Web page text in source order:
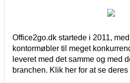
Office2go.dk startede i 2011,
kontormøbler til meget
leveret med det samme og med
branchen. Klik her for at se deres